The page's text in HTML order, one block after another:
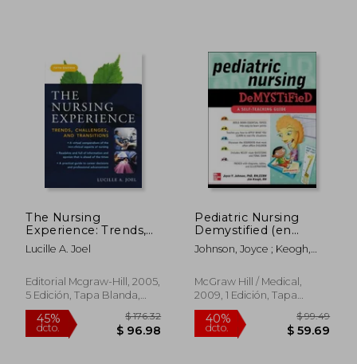
40%
dcto. $ 23.28
45%
dcto.
The Nursing
Experience: Trends,
Challenges, and
Transitions, Fifth
Experience (Kelly (en
Inglés)
Lucille A. Joel
Editorial Mcgraw-Hill, 2005,
5 Edición, Tapa Blanda,
Nuevo
Pediatric Nursing
Demystified (en
Inglés)
Johnson, Joyce ; Keogh,
McGraw Hill / Medical,
2009, 1 Edición, Tapa
Blanda, Nuevo